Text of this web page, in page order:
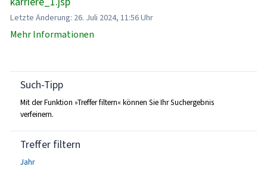
Letzte Änderung: 26. Juli 2024, 11:56 Uhr
Mehr Informationen
Such-Tipp
Mit der Funktion »Treffer filtern« können Sie Ihr Suchergebnis
verfeinern.
Treffer filtern
Jahr